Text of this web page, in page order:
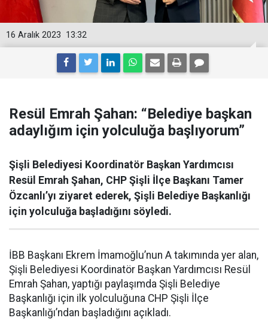
13:32
16 Aralık 2023
Resül Emrah Şahan: “Belediye başkan
adaylığım için yolculuğa başlıyorum”
Şişli Belediyesi Koordinatör Başkan Yardımcısı
Resül Emrah Şahan, CHP Şişli İlçe Başkanı Tamer
Özcanlı’yı ziyaret ederek, Şişli Belediye Başkanlığı
için yolculuğa başladığını söyledi.
İBB Başkanı Ekrem İmamoğlu’nun A takımında yer alan,
Şişli Belediyesi Koordinatör Başkan Yardımcısı Resül
Emrah Şahan, yaptığı paylaşımda Şişli Belediye
Başkanlığı için ilk yolculuğuna CHP Şişli İlçe
Başkanlığı’ndan başladığını açıkladı.